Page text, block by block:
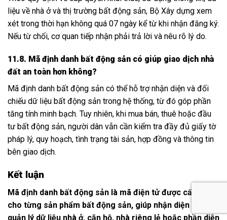
liệu về nhà ở và thị trường bất động sản, Bộ Xây dựng xem
xét trong thời hạn không quá 07 ngày kể từ khi nhận đăng ký.
Nếu từ chối, cơ quan tiếp nhận phải trả lời và nêu rõ lý do.
11.8. Mã định danh bất động sản có giúp giao dịch nhà
đất an toàn hơn không?
Mã định danh bất động sản có thể hỗ trợ nhận diện và đối
chiếu dữ liệu bất động sản trong hệ thống, từ đó góp phần
tăng tính minh bạch. Tuy nhiên, khi mua bán, thuê hoặc đầu
tư bất động sản, người dân vẫn cần kiểm tra đầy đủ giấy tờ
pháp lý, quy hoạch, tình trạng tài sản, hợp đồng và thông tin
bên giao dịch.
Kết luận
Mã định danh bất động sản là mã điện tử được cấp riêng
cho từng sản phẩm bất động sản, giúp nhận diện và
quản lý dữ liệu nhà ở, căn hộ, nhà riêng lẻ hoặc phần diện